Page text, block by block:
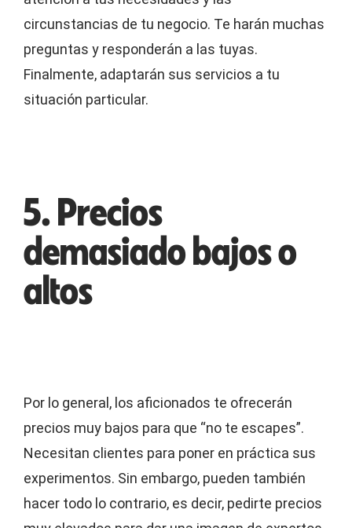
circunstancias de tu negocio. Te harán muchas
preguntas y responderán a las tuyas.
Finalmente, adaptarán sus servicios a tu
situación particular.
5. Precios
demasiado bajos o
altos
Por lo general, los aficionados te ofrecerán
precios muy bajos para que “no te escapes”.
Necesitan clientes para poner en práctica sus
experimentos. Sin embargo, pueden también
hacer todo lo contrario, es decir, pedirte precios